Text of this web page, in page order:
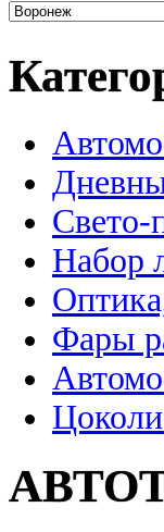
Свето-
Набор
Фары